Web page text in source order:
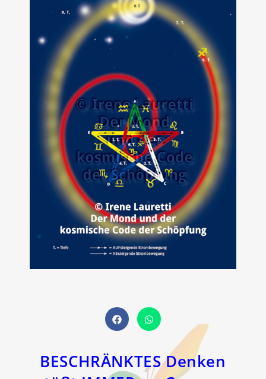
Öffnet
in
Fenster
Öffnet
in
neuen
Fenster
BESCHRÄNKTES Denken